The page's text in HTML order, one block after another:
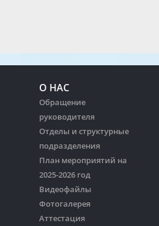
О НАС
Обращение
руководителя
Отделы и структурные
подразделения
План мероприятий на
2025-2026 год
Видеофайлы
Фотогалерея
Аттестация